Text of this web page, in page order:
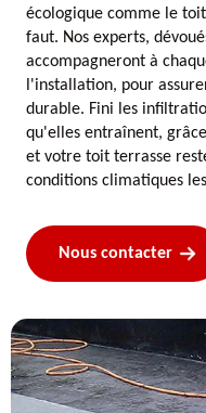
écologique comme le
faut. Nos experts,
accompagneront à
l'installation, pour
durable. Fini les
qu'elles entraînent,
et votre toit terrasse
conditions climatiques
Nous contacter